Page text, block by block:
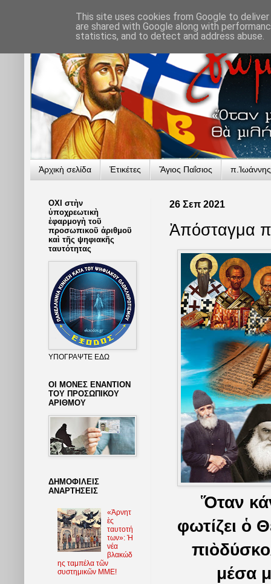
Ἀρχικὴ σελίδα Ἐτικέτες Ἅγιος Παΐσιος
26 Σεπ 2021
Ἀπόσταγμα
Ὅταν
φωτίζει ὁ
μέσα
ΟΧΙ στὴν
ὑποχρεωτικὴ
ἐφαρμογὴ τοῦ
προσωπικοῦ ἀριθμοῦ
καὶ τῆς ψηφιακῆς
ταυτότητας
ΥΠΟΓΡΑΨΤΕ ΕΔΩ
ΟΙ ΜΟΝΕΣ ΕΝΑΝΤΙΟΝ
ΤΟΥ ΠΡΟΣΩΠΙΚΟΥ
ΑΡΙΘΜΟΥ
ΔΗΜΟΦΙΛΕΙΣ
ΑΝΑΡΤΗΣΕΙΣ
«Ἀρνητ
ὲς
ταυτοτή
των»: Ἡ
νέα
βλακώδ
ης ταμπέλα τῶν
συστημικῶν ΜΜΕ!
This site uses cookies from Google to
are shared with Google along with
statistics, and to detect and address abuse.